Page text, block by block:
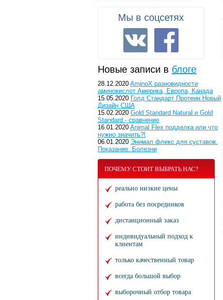
Мы в соцсетях
Новые записи в блоге
28.12.2020 AminoX разновидности
аминокислот Америка, Европа, Канада
15.05.2020 Голд Стандарт Протеин Новый
Дизайн США
15.02.2020 Gold Standard Natural и Gold
Standard - сравнение
16.01.2020 Animal Flex подделка или что
нужно значить?!
06.01.2020 Энимал флекс для суставов.
Показание. Болезни
ПОЧЕМУ СТОИТ ВЫБРАТЬ НАС?
реально низкие цены
работа без посредников
дистанционный заказ
индивидуальный подход к
клиентам
только качественный товар
всегда большой выбор
выборочный отбор товара